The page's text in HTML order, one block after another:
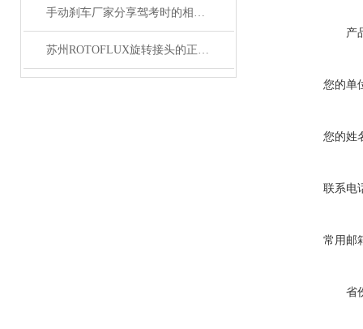
手动刹车厂家分享驾考时的相关刹车技巧
苏州ROTOFLUX旋转接头的正确维护与更换
产
您的单
您的姓
联系电
常用邮
省